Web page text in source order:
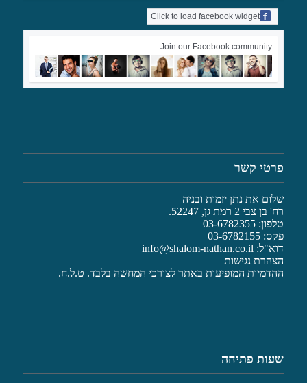
Click to load facebook widget
Join our Facebook community
פרטי קשר
שלום את נתן יזמות ובניה
רח' בן צבי 2 רמת גן, 52247.
טלפון: 03-6782355
פקס: 03-6782155
דוא"ל: info@shalom-nathan.co.il
הצהרת נגישות
ההדמיות המופיעות באתר לצורכי המחשה בלבד. ט.ל.ח.
שעות פתיחה